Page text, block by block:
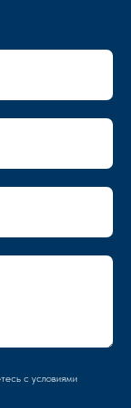
с условиями